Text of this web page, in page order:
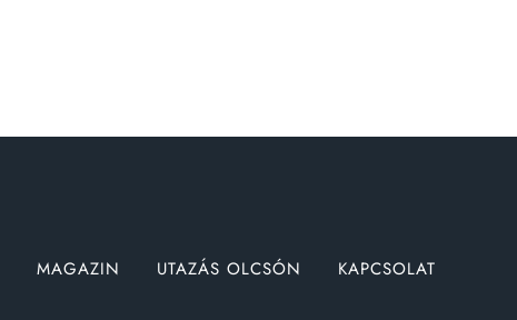
MAGAZIN UTAZÁS OLCSÓN KAPCSOLAT